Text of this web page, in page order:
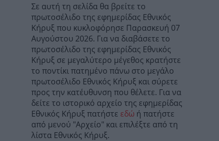
Σε αυτή τη σελίδα θα βρείτε το
πρωτοσέλιδο της εφημερίδας Εθνικός
Κήρυξ που κυκλοφόρησε Παρασκευή 07
Αυγούστου 2026. Για να διαβάσετε το
πρωτοσέλιδο της εφημερίδας Εθνικός
Κήρυξ σε μεγαλύτερο μέγεθος κρατήστε
το ποντίκι πατημένο πάνω στο μεγάλο
πρωτοσέλιδο Εθνικός Κήρυξ και σύρετε
προς την κατέυθυνση που θέλετε. Για να
δείτε το ιστορικό αρχείο της εφημερίδας
Εθνικός Κήρυξ πατήστε εδώ ή πατήστε
από μενού "Αρχείο" και επιλέξτε από τη
λίστα Εθνικός Κήρυξ.